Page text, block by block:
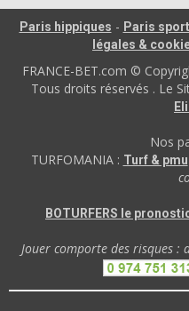
Paris hippiques - Paris
légales &
FRANCE-BET.com ©
Tous droits réservés . Le
Nos
TURFOMANIA : Turf & pmu
BOTURFERS le
Jouer comporte des risques :